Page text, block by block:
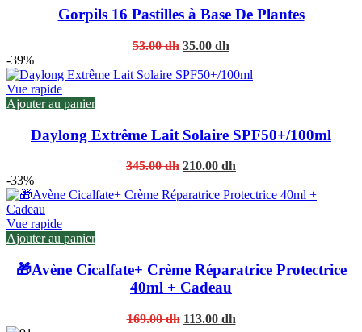
Gorpils 16 Pastilles à Base De Plantes
53.00dh Original
was:
35.00 dh
is:
-39%
Vue rapide
Ajouter au panier
Daylong Extrême Lait Solaire SPF50+/100ml
345.00dh Original
was:
210.00 dh
is:
-33%
Vue rapide
Ajouter au panier
🎁Avène Cicalfate+ Crème Réparatrice Protectrice
40ml + Cadeau
169.00dh Original
113.00 dhCurrent